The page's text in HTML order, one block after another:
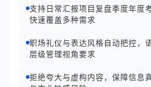
支持日常汇报项目复盘季度年度
快速覆盖多种需求
职场礼仪与表达风格自动把控，
层级管理视角要求
拒绝夸大与虚构内容，保障信息